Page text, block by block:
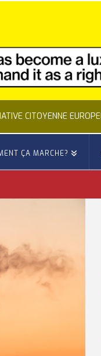
DE LA REPRÉSENTATION D’OCCITANIE EUROPE, CITOYENNETÉ, LOGEMENT
ÇA MARCHE?